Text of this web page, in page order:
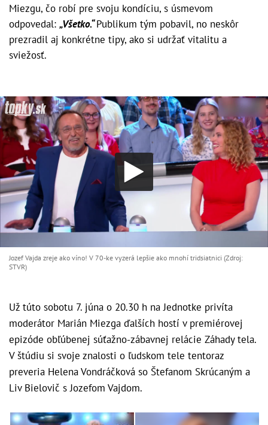
Miezgu, čo robí pre svoju kondíciu, s úsmevom
odpovedal: „Všetko.“Publikum tým pobavil, no neskôr
prezradil aj konkrétne tipy, ako si udržať vitalitu a
sviežosť.
Jozef Vajda zreje ako víno! V 70-ke vyzerá lepšie ako mnohí tridsiatnici (Zdroj:
STVR)
Už túto sobotu 7. júna o 20.30 h na Jednotke privíta
moderátor Marián Miezga ďalších hostí v premiérovej
epizóde obľúbenej súťažno-zábavnej relácie Záhady tela.
V štúdiu si svoje znalosti o ľudskom tele tentoraz
preveria Helena Vondráčková so Štefanom Skrúcaným a
Liv Bielovič s Jozefom Vajdom.